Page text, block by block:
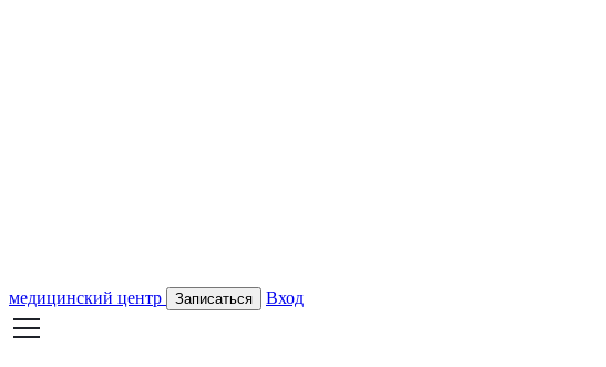
медицинский центр Записаться Вход